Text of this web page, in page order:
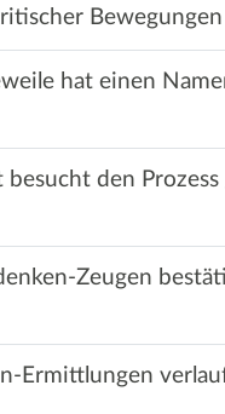
Bewegungen
hat einen
den
Zeugen
Ermittlungen